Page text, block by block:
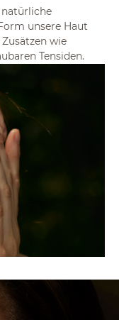
natürliche
unsere Haut
wie
Tensiden.